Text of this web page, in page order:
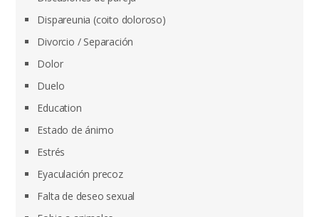
Dispareunia (coito doloroso)
Divorcio / Separación
Dolor
Duelo
Education
Estado de ánimo
Estrés
Eyaculación precoz
Falta de deseo sexual